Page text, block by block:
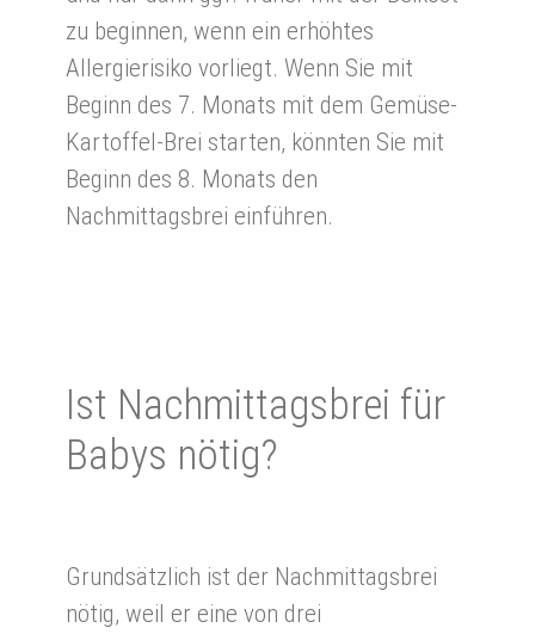
zu beginnen, wenn ein erhöhtes
Allergierisiko vorliegt. Wenn Sie mit
Beginn des 7. Monats mit dem Gemüse-
Kartoffel-Brei starten, könnten Sie mit
Beginn des 8. Monats den
Nachmittagsbrei einführen.
Ist Nach­mittags­brei für
Babys nö­tig?
Grundsätzlich ist der Nachmittagsbrei
nötig, weil er eine von drei